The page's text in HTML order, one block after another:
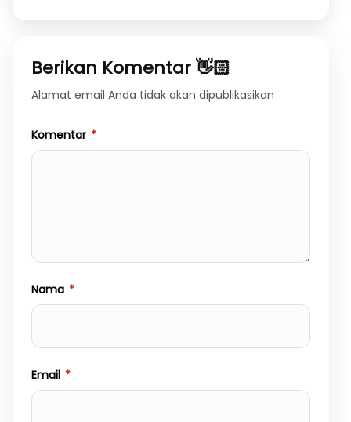
Berikan Komentar 👋🏻
Alamat email Anda tidak akan dipublikasikan
Komentar *
Nama *
Email *